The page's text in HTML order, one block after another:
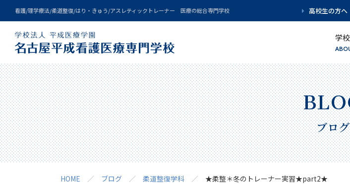
看護/理学療法/柔道整復/はり・きゅう/アスレティックトレーナー 医療の総合専門学校 高校生の方へ
学
About us 学校紹介
理事長・校長挨拶
アクセス
Courses 学科紹介
学科紹介 トップ
理学療法学科
はり・きゅう学科
Admission 入学案内
募集要項
AO入試
学費・奨学金
Qualification 資格・就職
Wライセンス
キャリア・就職
Campuslife キャンパスライフ
キャンパスライフ
学生生活サポート
在校生・卒業生インタビュー
Event イベント情報
イベント情報 トップ
WEB個別相談
スペシャルイベント
ブログ
HOME ブログ 柔道整復学科 ★柔整＊冬のトレーナー実習★part2★